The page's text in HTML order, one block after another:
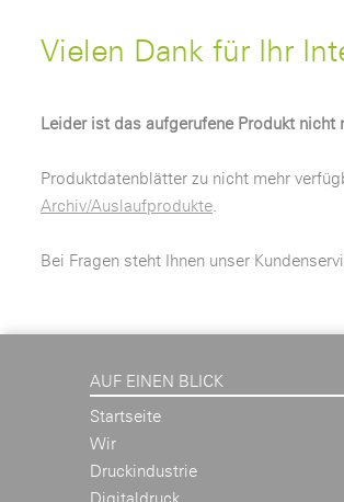
Vielen Dank für Ihr
Leider ist das aufgerufene Produkt nicht
Produktdatenblätter zu nicht mehr
Archiv/Auslaufprodukte.
Bei Fragen steht Ihnen unser
AUF EINEN BLICK
Startseite
Wir
Druckindustrie